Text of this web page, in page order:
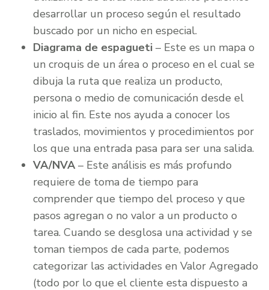
desarrollar un proceso según el resultado
buscado por un nicho en especial.
Diagrama de espagueti – Este es un mapa o
un croquis de un área o proceso en el cual se
dibuja la ruta que realiza un producto,
persona o medio de comunicación desde el
inicio al fin. Este nos ayuda a conocer los
traslados, movimientos y procedimientos por
los que una entrada pasa para ser una salida.
VA/NVA– Este análisis es más profundo
requiere de toma de tiempo para
comprender que tiempo del proceso y que
pasos agregan o no valor a un producto o
tarea. Cuando se desglosa una actividad y se
toman tiempos de cada parte, podemos
categorizar las actividades en Valor Agregado
(todo por lo que el cliente esta dispuesto a